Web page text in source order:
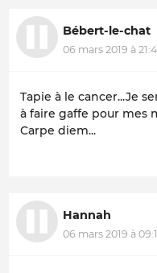
Bébert-le-chat
06 mars 2019 à
Tapie à le cancer...Je
à faire gaffe pour mes
Carpe diem...
Hannah
06 mars 2019 à